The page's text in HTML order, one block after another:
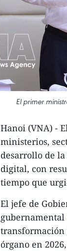
El primer
Hanoi (VNA) -
ministerios,
desarrollo de
digital, con
tiempo que
​El jefe de
transformación
órgano en